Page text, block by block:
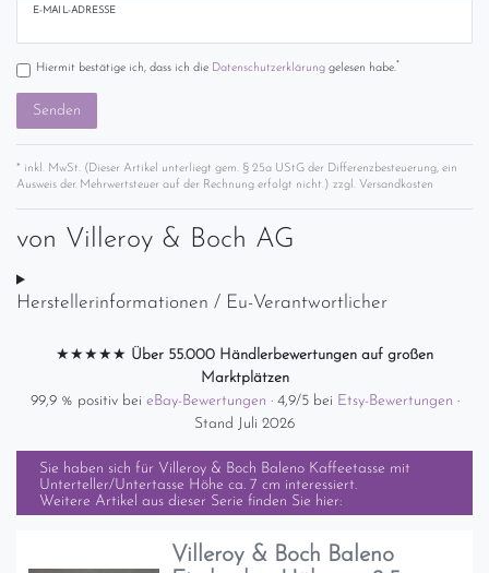
E-MAIL-ADRESSE
Hiermit bestätige ich, dass ich die Daten­schutz­erklärunggelesen habe.*
Senden
* inkl. MwSt. (Dieser Artikel unterliegt gem. § 25a UStG der Differenzbesteuerung, ein
Ausweis der Mehrwertsteuer auf der Rechnung erfolgt nicht.) zzgl. Versandkosten
von Villeroy & Boch AG
Herstellerinformationen / Eu-Verantwortlicher
★★★★★ Über 55.000 Händlerbewertungen auf großen
Marktplätzen
99,9 % positiv bei eBay-Bewertungen · 4,9/5 bei Etsy-Bewertungen ·
Stand Juli 2026
Sie haben sich für Villeroy & Boch Baleno Kaffeetasse mit
Unterteller/Untertasse Höhe ca. 7 cm interessiert.
Weitere Artikel aus dieser Serie finden Sie hier:
Villeroy & Boch Baleno